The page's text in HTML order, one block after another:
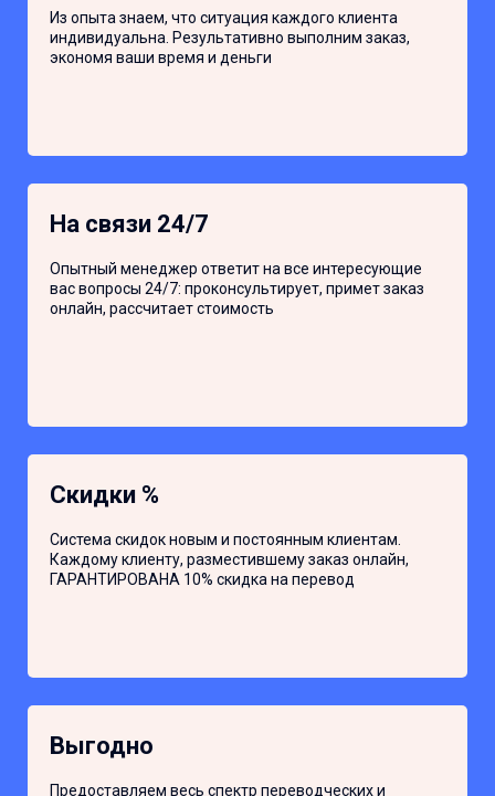
Из опыта знаем, что ситуация каждого клиента
индивидуальна. Результативно выполним заказ,
экономя ваши время и деньги
На связи 24/7
Опытный менеджер ответит на все интересующие
вас вопросы 24/7: проконсультирует, примет заказ
онлайн, рассчитает стоимость
Скидки %
Система скидок новым и постоянным клиентам.
Каждому клиенту, разместившему заказ онлайн,
ГАРАНТИРОВАНА 10% скидка на перевод
Выгодно
Предоставляем весь спектр переводческих и